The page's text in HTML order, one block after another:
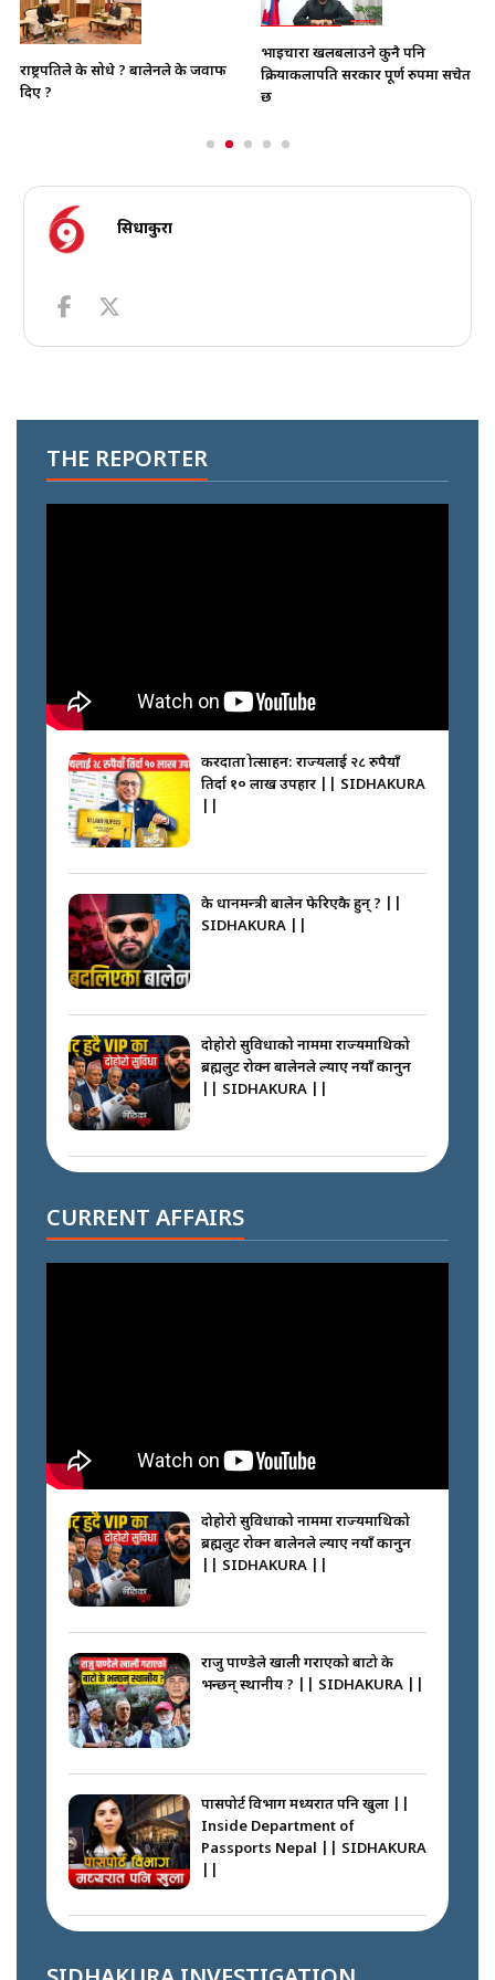
राष्ट्रपतिले के सोधे ? बालेनले के जवाफ
दिए ?
भाइचारा खलबलाउने कुनै पनि
क्रियाकलापप्रति सरकार पूर्ण रुपमा सचेत
छ
सिधाकुरा
THE REPORTER
करदाता प्रोत्साहन: राज्यलाई २८ रुपैयाँ
तिर्दा १० लाख उपहार || SIDHAKURA
के प्रधानमन्त्री बालेन फेरिएकै हुन् ? ||
SIDHAKURA ||
दोहोरो सुविधाको नाममा राज्यमाथिको
ब्रह्मलुट रोक्न बालेनले ल्याए नयाँ कानुन
|| SIDHAKURA ||
आरोहीहरू | Record-breaking
climbers who set foot with
नभाँडिएको सद्भाव : कप्तानगञ्जबाट
सल्किएको आगो निभाउनेहरू ||
SIDHAKURA || THE REPORTER
||
बदलेका ‘निम्स दाई’ || SIDHAKURA
||
आगो निभाउने कि तेल थप्ने ? WHATS
HAPPENING IN MADHESH ? ||
भयो ? के के भयो ? || SUNSARI
CURRENT AFFAIRS
दोहोरो सुविधाको नाममा राज्यमाथिको
ब्रह्मलुट रोक्न बालेनले ल्याए नयाँ कानुन
|| SIDHAKURA ||
राजु पाण्डेले खाली गराएको बाटो के
भन्छन् स्थानीय ? || SIDHAKURA ||
पासपोर्ट विभाग मध्यरात पनि खुला ||
Inside Department of
Passports Nepal || SIDHAKURA
the Gas Go? || SIDHAKURA ||